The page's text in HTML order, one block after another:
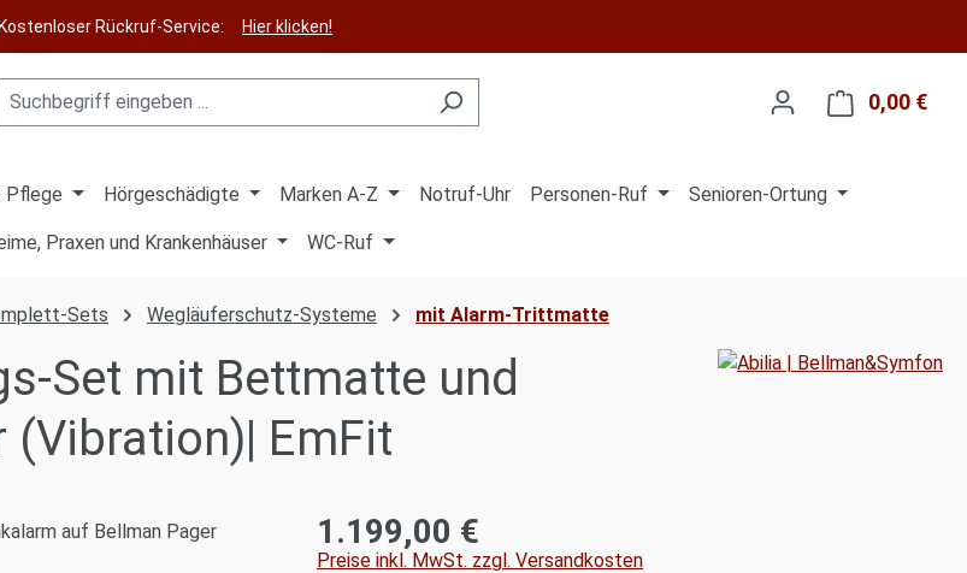
Kostenloser Rückruf-Service: Hier klicken!
0,00 €
Pflege Hörgeschädigte Marken A-Z Notruf-Uhr Personen-Ruf Senioren-Ortung
Praxen und Krankenhäuser WC-Ruf
Sets Wegläuferschutz-Systeme mit Alarm-Trittmatte
Set mit Bettmatte und
(Vibration)| EmFit
Regulärer Preis:
1.199,00 €
Preise inkl. MwSt. zzgl. Versandkosten